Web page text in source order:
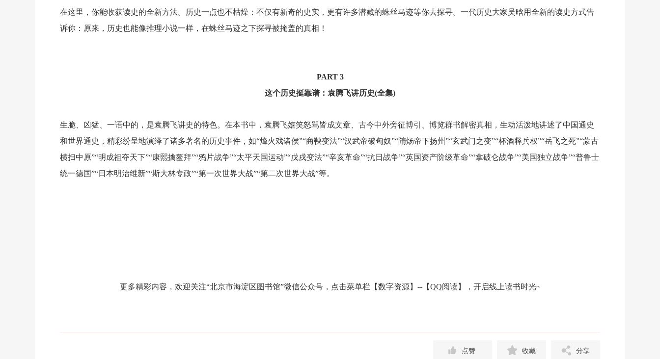
在这里，你能收获读史的全新方法。历史一点也不枯燥：不仅有新奇的史实，更有许多潜藏的蛛丝马迹等你去探寻。一代历史大家吴晗用全新的读史方式告
诉你：原来，历史也能像推理小说一样，在蛛丝马迹之下探寻被掩盖的真相！
PART 3
这个历史挺靠谱：袁腾飞讲历史(全集)
生脆、凶猛、一语中的，是袁腾飞讲史的特色。在本书中，袁腾飞嬉笑怒骂皆成文章、古今中外旁征博引、博览群书解密真相，生动活泼地讲述了中国通史
和世界通史，精彩纷呈地演绎了诸多著名的历史事件，如“烽火戏诸侯”“商鞅变法”“汉武帝破匈奴”“隋炀帝下扬州”“玄武门之变”“杯酒释兵权”“岳飞之死”“蒙古
横扫中原”“明成祖夺天下”“康熙擒鳌拜”“鸦片战争”“太平天国运动”“戊戌变法”“辛亥革命”“抗日战争”“英国资产阶级革命”“拿破仑战争”“美国独立战争”“普鲁士
统一德国”“日本明治维新”“斯大林专政”“第一次世界大战”“第二次世界大战”等。
更多精彩内容，欢迎关注“北京市海淀区图书馆”微信公众号，点击菜单栏【数字资源】 --【QQ阅读】，开启线上读书时光~
点赞 收藏 分享